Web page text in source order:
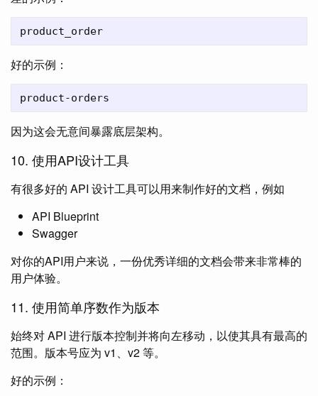
好的示例：
因为这会无意间暴露底层架构。
10. 使用API设计工具
有很多好的 API 设计工具可以用来制作好的文档，例如
API Blueprint
Swagger
对你的API用户来说，一份优秀详细的文档会带来非常棒的
用户体验。
11. 使用简单序数作为版本
始终对 API 进行版本控制并将向左移动，以使其具有最高的
范围。版本号应为 v1、v2 等。
好的示例：